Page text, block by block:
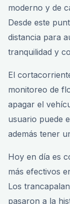
moderno y de
Desde este
distancia para
tranquilidad y
El
monitoreo de
apagar el
usuario puede
además tener
Hoy en día es
más efectivos
Los
pasaron a la